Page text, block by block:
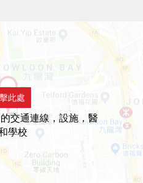
此處
交通連線，設施，醫
學校